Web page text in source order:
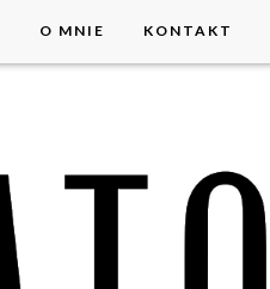
O MNIE KONTAKT